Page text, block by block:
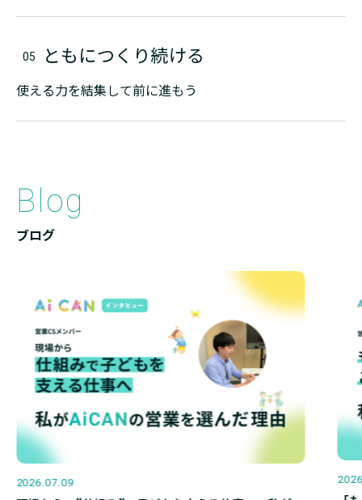
ともにつくり続ける
使える力を結集して前に進もう
Blog
ブログ
2026.07.09